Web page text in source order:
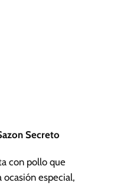
Secreto
con pollo que
ocasión especial,